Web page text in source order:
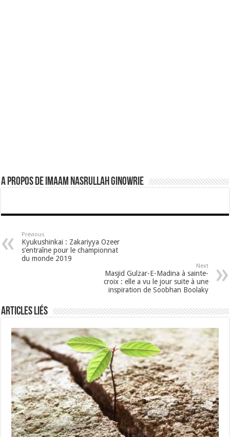
A propos de Imaam Nasrullah Ginowrie
Previous
Kyukushinkai : Zakariyya Ozeer
s’entraîne pour le championnat
du monde 2019
Next
Masjid Gulzar-E-Madina à sainte-
croix : elle a vu le jour suite à une
inspiration de Soobhan Boolaky
Articles Liés